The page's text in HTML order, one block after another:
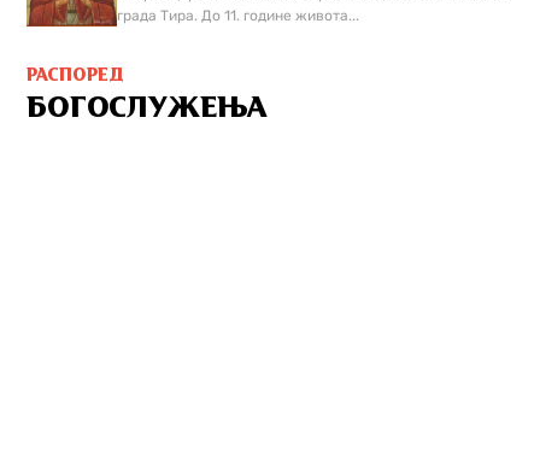
града Тира. До 11. године живота...
РАСПОРЕД
БОГОСЛУЖЕЊА